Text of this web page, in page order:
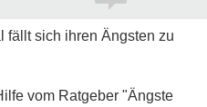
fällt sich ihren Ängsten zu
vom Ratgeber "Ängste